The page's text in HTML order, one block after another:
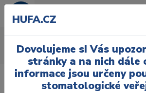
Úvod Katalog Endodoncie
HUFA.CZ
Dovolujeme si Vás
stránky a na nich dále
informace jsou určeny
stomatologické